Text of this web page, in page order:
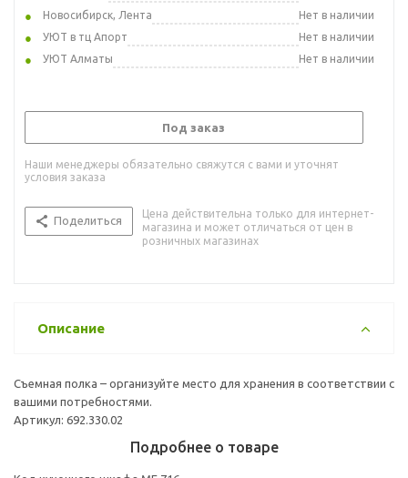
Новосибирск, Лента
Нет в наличии
УЮТ в тц Апорт
Нет в наличии
УЮТ Алматы
Нет в наличии
Под заказ
Наши менеджеры обязательно свяжутся с вами и уточнят
условия заказа
Поделиться
Цена действительна только для интернет-
магазина и может отличаться от цен в
розничных магазинах
Описание
Съемная полка – организуйте место для хранения в соответствии с
вашими потребностями.
Артикул: 692.330.02
Подробнее о товаре